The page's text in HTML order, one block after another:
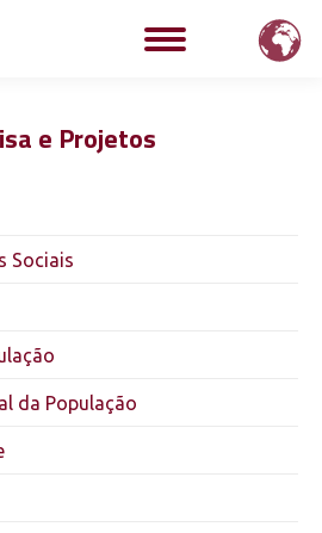
e Projetos
Sociais
da População